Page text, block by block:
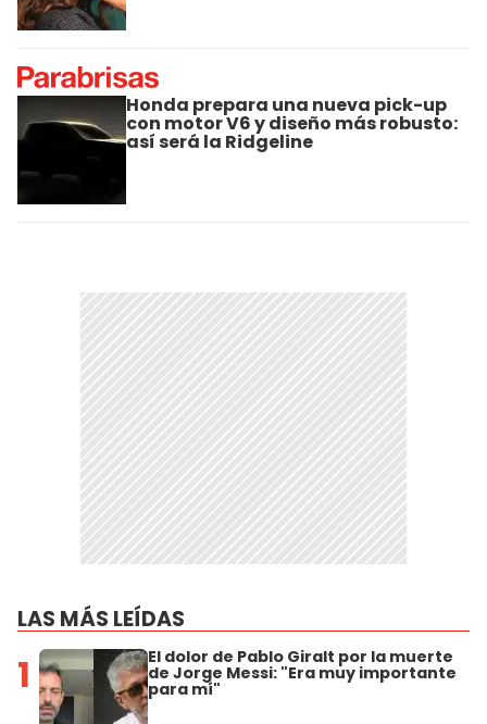
Honda prepara una nueva pick-up
con motor V6 y diseño más robusto:
así será la Ridgeline
LAS MÁS LEÍDAS
1 El dolor de Pablo Giralt por la muerte
de Jorge Messi: "Era muy importante
para mí"